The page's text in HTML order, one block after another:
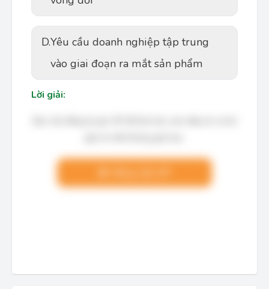
D.Yêu cầu doanh nghiệp tập trung
vào giai đoạn ra mắt sản phẩm
Lời giải: